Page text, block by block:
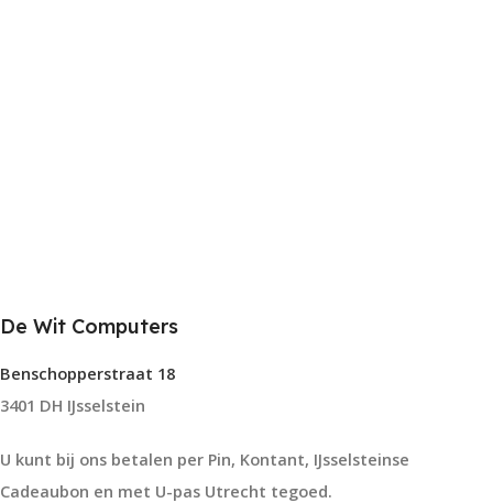
De Wit Computers
Benschopperstraat 18
3401 DH IJsselstein
U kunt bij ons betalen per Pin, Kontant, IJsselsteinse
Cadeaubon en met U-pas Utrecht tegoed.